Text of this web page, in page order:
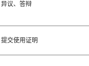
异议、答辩
提交使用证明